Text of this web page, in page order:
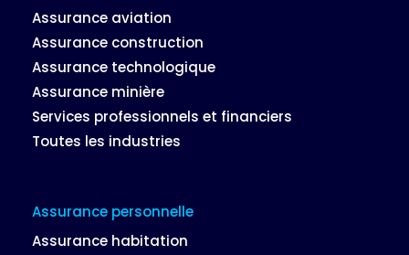
Assurance aviation
Assurance construction
Assurance technologique
Assurance minière
Services professionnels et financiers
Toutes les industries
Assurance personnelle
Assurance habitation